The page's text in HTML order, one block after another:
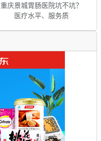
重庆景城胃肠医院坑不坑？
医疗水平、服务质